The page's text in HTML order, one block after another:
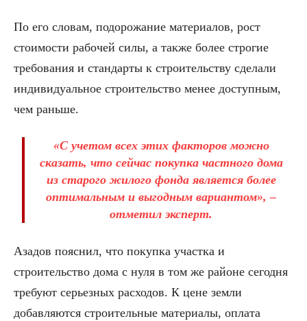
По его словам, подорожание материалов, рост
стоимости рабочей силы, а также более строгие
требования и стандарты к строительству сделали
индивидуальное строительство менее доступным,
чем раньше.
«С учетом всех этих факторов можно
сказать, что сейчас покупка частного дома
из старого жилого фонда является более
оптимальным и выгодным вариантом», –
отметил эксперт.
Азадов пояснил, что покупка участка и
строительство дома с нуля в том же районе сегодня
требуют серьезных расходов. К цене земли
добавляются строительные материалы, оплата